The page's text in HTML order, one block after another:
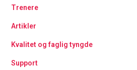
Trenere
Artikler
Kvalitet og faglig tyngde
Support